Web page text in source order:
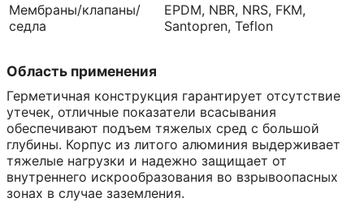
Мембраны/клапаны/
седла
EPDM, NBR, NRS, FKM,
Santopren, Teflon
Область применения
Герметичная конструкция гарантирует отсутствие
утечек, отличные показатели всасывания
обеспечивают подъем тяжелых сред с большой
глубины. Корпус из литого алюминия выдерживает
тяжелые нагрузки и надежно защищает от
внутреннего искрообразования во взрывоопасных
зонах в случае заземления.